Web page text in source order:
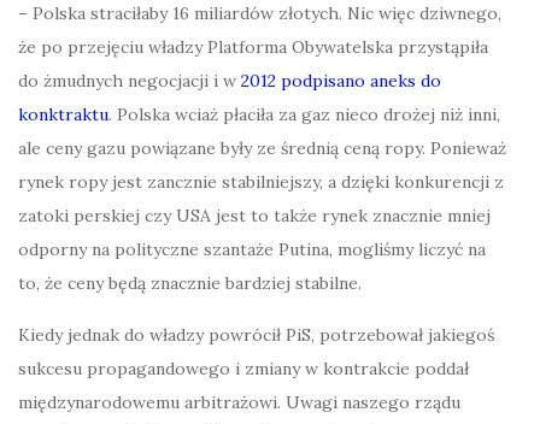
– Polska straciłaby 16 miliardów złotych. Nic więc dziwnego,
że po przejęciu władzy Platforma Obywatelska przystąpiła
do żmudnych negocjacji i w 2012 podpisano aneks do
konktraktu. Polska wciaż płaciła za gaz nieco drożej niż inni,
ale ceny gazu powiązane były ze średnią ceną ropy. Ponieważ
rynek ropy jest zancznie stabilniejszy, a dzięki konkurencji z
zatoki perskiej czy USA jest to także rynek znacznie mniej
odporny na polityczne szantaże Putina, mogliśmy liczyć na
to, że ceny będą znacznie bardziej stabilne.
Kiedy jednak do władzy powrócił PiS, potrzebował jakiegoś
sukcesu propagandowego i zmiany w kontrakcie poddał
międzynarodowemu arbitrażowi. Uwagi naszego rządu